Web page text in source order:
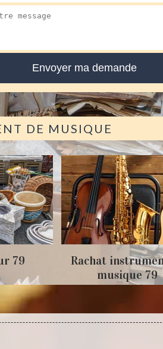
DE MUSIQUE
79
Rachat
musique 79